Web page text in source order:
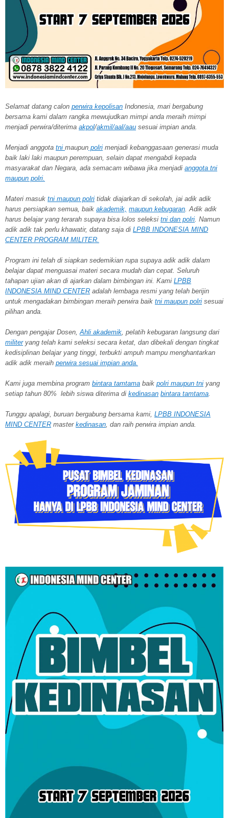
Selamat datang calon perwira kepolisan Indonesia, mari bergabung
bersama kami dalam rangka mewujudkan mimpi anda meraih mimpi
menjadi perwira/diterima akpol/akmil/aal/aau sesuai impian anda.
Menjadi anggota tni maupun polri menjadi kebanggasaan generasi muda
baik laki laki maupun perempuan, selain dapat mengabdi kepada
masyarakat dan Negara, ada semacam wibawa jika menjadi anggota tni
maupun polri.
Materi masuk tni maupun polri tidak diajarkan di sekolah, jai adik adik
harus persiapkan semua, baik akademik, maupun kebugaran . Adik adik
harus belajar yang terarah supaya bisa lolos seleksi tni dan polri . Namun
adik adik tak perlu khawatir, datang saja di LPBB INDONESIA MIND
CENTER PROGRAM MILITER.
Program ini telah di siapkan sedemikian rupa supaya adik adik dalam
belajar dapat menguasai materi secara mudah dan cepat. Seluruh
tahapan ujian akan di ajarkan dalam bimbingan ini. Kami LPBB
INDONESIA MIND CENTER adalah lembaga resmi yang telah berijin
untuk mengadakan bimbingan meraih perwira baik tni maupun polri sesuai
pilihan anda.
Dengan pengajar Dosen, Ahli akademik , pelatih kebugaran langsung dari
militeryang telah kami seleksi secara ketat, dan dibekali dengan tingkat
kedisiplinan belajar yang tinggi, terbukti ampuh mampu menghantarkan
adik adik meraih perwira sesuai impian anda.
Kami juga membina program bintara tamtama baik polri maupun tni yang
setiap tahun 80% lebih siswa diterima di kedinasan bintara tamtama
Tunggu apalagi, buruan bergabung bersama kami, LPBB INDONESIA
MIND CENTER master kedinasan , dan raih perwira impian anda.